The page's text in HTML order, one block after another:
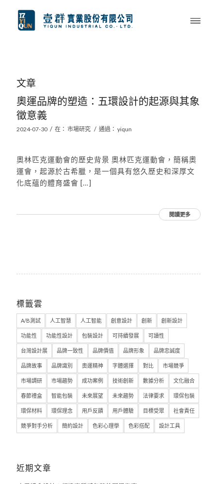
文章
奧運品牌的塑造：五環設計的起源與其象
徵意義
2024-07-30 / 在： 市場研究 / 通過： yiqun
奧林匹克運動會的歷史背景 奧林匹克運動會，簡稱奧
運會，起源於古希臘，是一個具有悠久歷史和深厚文
化底蘊的體育盛會 […]
閱讀更多
標籤雲
A/B測試 人工智慧 人工智能 創意設計 創新 創新設計
功能性 功能性設計 包裝設計 可持續發展 可讀性
台灣設計展 品牌一致性 品牌價值 品牌形象 品牌忠誠度
品牌故事 品牌識別 奧運精神 字體選擇 對比 市場競爭
市場調研 市場趨勢 成功案例 技術創新 數據分析 文化融合
春節禮盒 智能包裝 未來展望 未來趨勢 法律要求 環保包裝
環保材料 環保理念 用戶反饋 用戶體驗 目標受眾 社會責任
競爭對手分析 簡約設計 色彩心理學 色彩搭配 設計工具
近期文章